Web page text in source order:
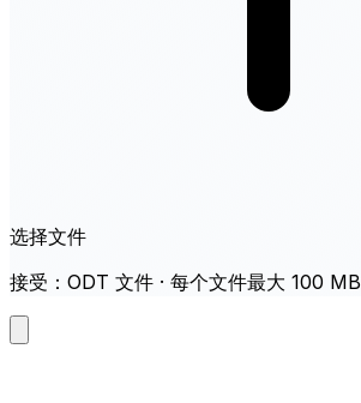
选择文件
接受：ODT 文件 · 每个文件最大 100 MB